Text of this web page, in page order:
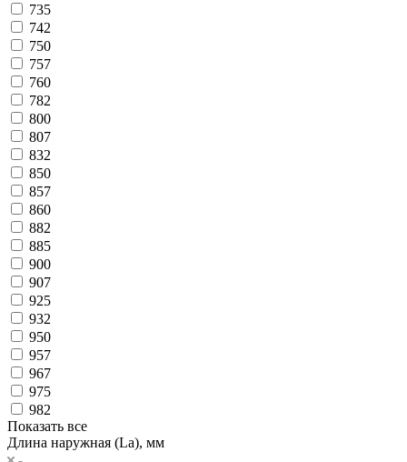
735
742
750
757
760
782
800
807
832
850
857
860
882
885
900
907
925
932
950
957
967
975
982
Показать все
Длина наружная (La), мм